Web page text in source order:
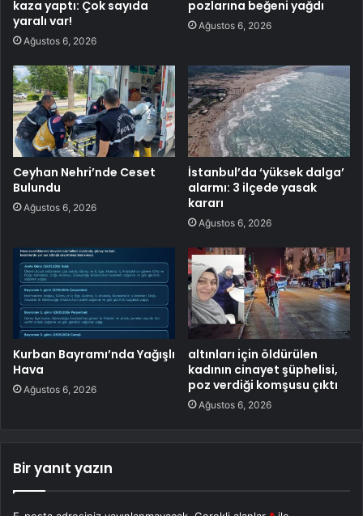
kaza yaptı: Çok sayıda
yaralı var!
Ağustos 6, 2026
pozlarına beğeni yağdı
Ağustos 6, 2026
Ceyhan Nehri’nde Ceset
Bulundu
Ağustos 6, 2026
İstanbul’da ‘yüksek dalga’
alarmı: 3 ilçede yasak
kararı
Ağustos 6, 2026
Kurban Bayramı’nda Yağışlı
Hava
Ağustos 6, 2026
altınları için öldürülen
kadının cinayet şüphelisi,
poz verdiği komşusu çıktı
Ağustos 6, 2026
Bir yanıt yazın